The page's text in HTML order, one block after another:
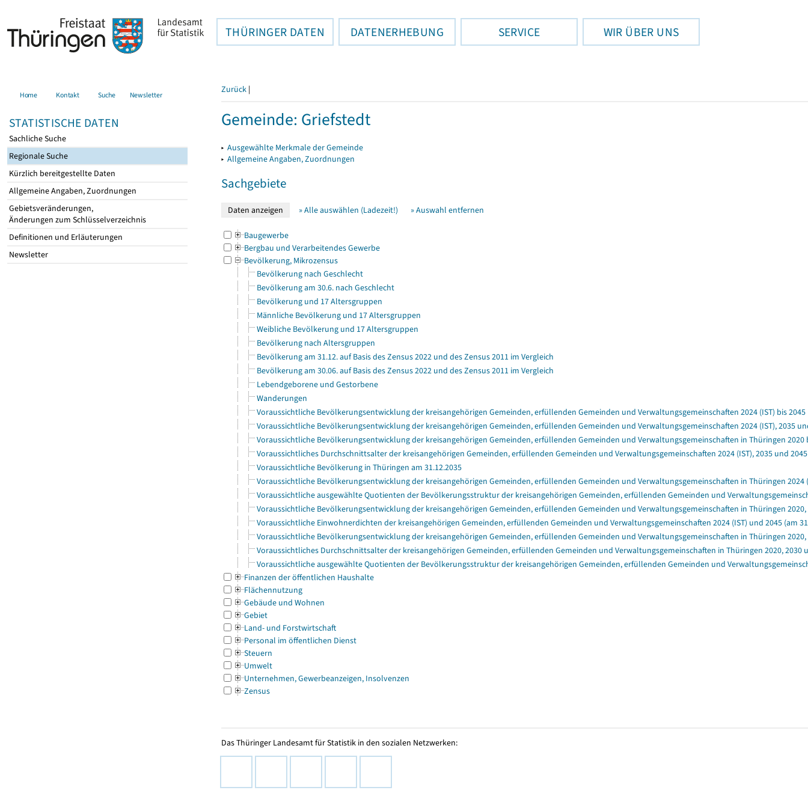
THÜRINGER DATEN DATENERHEBUNG SERVICE WIR ÜBER UNS
Home Kontakt Suche Newsletter
STATISTISCHE DATEN
Sachliche Suche
Regionale Suche
Kürzlich bereitgestellte Daten
Allgemeine Angaben, Zuordnungen
Gebietsveränderungen,
Änderungen zum Schlüsselverzeichnis
Definitionen und Erläuterungen
Newsletter
Zurück |
Gemeinde: Griefstedt
▸ Ausgewählte Merkmale der Gemeinde
▸ Allgemeine Angaben, Zuordnungen
Sachgebiete
» Alle auswählen (Ladezeit!) » Auswahl entfernen
Baugewerbe
Bergbau und Verarbeitendes Gewerbe
Bevölkerung, Mikrozensus
Bevölkerung nach Geschlecht
Bevölkerung am 30.6. nach Geschlecht
Bevölkerung und 17 Altersgruppen
Männliche Bevölkerung und 17 Altersgruppen
Weibliche Bevölkerung und 17 Altersgruppen
Bevölkerung nach Altersgruppen
Bevölkerung am 31.12. auf Basis des Zensus 2022 und des Zensus 2011 im Vergleich
Bevölkerung am 30.06. auf Basis des Zensus 2022 und des Zensus 2011 im Vergleich
Lebendgeborene und Gestorbene
Wanderungen
Voraussichtliche Bevölkerungsentwicklung der kreisangehörigen Gemeinden, erfüllenden Gemeinden und Verwaltungsgemeinschaften 2024 (IST) bis
Voraussichtliche Bevölkerungsentwicklung der kreisangehörigen Gemeinden, erfüllenden Gemeinden und Verwaltungsgemeinschaften 2024 (IST), 2035
Voraussichtliche Bevölkerungsentwicklung der kreisangehörigen Gemeinden, erfüllenden Gemeinden und Verwaltungsgemeinschaften in Thüringen 2020
Voraussichtliches Durchschnittsalter der kreisangehörigen Gemeinden, erfüllenden Gemeinden und Verwaltungsgemeinschaften 2024 (IST), 2035 und
Voraussichtliche Bevölkerung in Thüringen am 31.12.2035
Voraussichtliche Bevölkerungsentwicklung der kreisangehörigen Gemeinden, erfüllenden Gemeinden und Verwaltungsgemeinschaften in Thüringen
Voraussichtliche ausgewählte Quotienten der Bevölkerungsstruktur der kreisangehörigen Gemeinden, erfüllenden Gemeinden und
Voraussichtliche Bevölkerungsentwicklung der kreisangehörigen Gemeinden, erfüllenden Gemeinden und Verwaltungsgemeinschaften in Thüringen
Voraussichtliche Einwohnerdichten der kreisangehörigen Gemeinden, erfüllenden Gemeinden und Verwaltungsgemeinschaften 2024 (IST) und 2045 (am
Voraussichtliche Bevölkerungsentwicklung der kreisangehörigen Gemeinden, erfüllenden Gemeinden und Verwaltungsgemeinschaften in Thüringen 2020,
Voraussichtliches Durchschnittsalter der kreisangehörigen Gemeinden, erfüllenden Gemeinden und Verwaltungsgemeinschaften in Thüringen 2020, 2030
Voraussichtliche ausgewählte Quotienten der Bevölkerungsstruktur der kreisangehörigen Gemeinden, erfüllenden Gemeinden und
Finanzen der öffentlichen Haushalte
Flächennutzung
Gebäude und Wohnen
Gebiet
Land- und Forstwirtschaft
Personal im öffentlichen Dienst
Steuern
Umwelt
Unternehmen, Gewerbeanzeigen, Insolvenzen
Zensus
Das Thüringer Landesamt für Statistik in den sozialen Netzwerken: